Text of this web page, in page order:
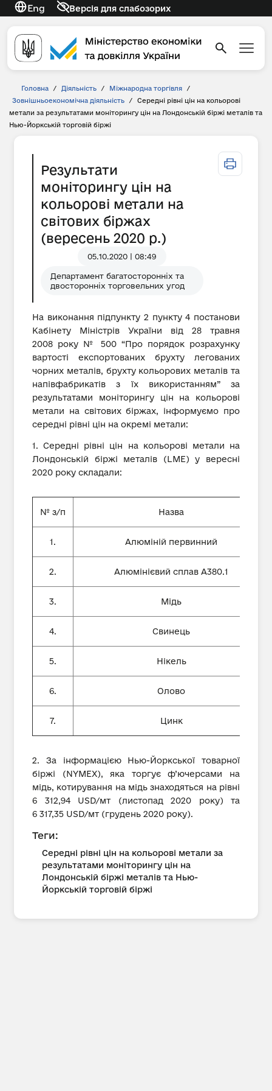
Eng Версія для слабозорих
Головна / Діяльність / Міжнародна торгівля
/
Зовнішньоекономічна діяльність
/
Середні рівні цін на кольорові
метали за результатами моніторингу цін на Лондонській біржі металів та
Нью-Йоркській торговій біржі
Результати
моніторингу цін на
кольорові метали на
світових біржах
(вересень 2020 р.)
05.10.2020 | 08:49
Департамент багатосторонніх та
двосторонніх торговельних угод
На виконання підпункту 2 пункту 4 постанови
Кабінету Міністрів України від 28 травня
2008 року № 500 “Про порядок розрахунку
вартості експортованих брухту легованих
чорних металів, брухту кольорових металів та
напівфабрикатів з їх використанням” за
результатами моніторингу цін на кольорові
метали на світових біржах, інформуємо про
середні рівні цін на окремі метали:
1. Середні рівні цін на кольорові метали на
Лондонській біржі металів (LME) у вересні
2020 року складали:
№ з/п Назва
1. Алюміній первинний
2. Алюмінієвий сплав А380.1
3. Мідь
4. Свинець
5. Нікель
6. Олово
7. Цинк
2. За інформацією Нью-Йоркської товарної
біржі (NYMEX), яка торгує ф’ючерсами на
мідь, котирування на мідь знаходяться на рівні
6 312,94 USD/мт (листопад 2020 року) та
6 317,35 USD/мт (грудень 2020 року).
Теги:
Середні рівні цін на кольорові метали за
результатами моніторингу цін на
Лондонській біржі металів та Нью-
Йоркській торговій біржі